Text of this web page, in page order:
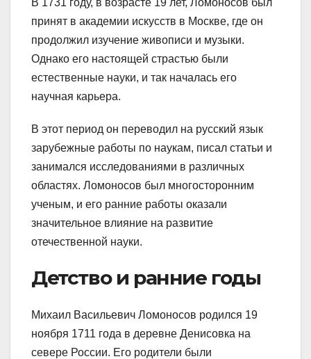
принят в академии искусств в Москве, где он
продолжил изучение живописи и музыки.
Однако его настоящей страстью были
естественные науки, и так началась его
научная карьера.
В этот период он переводил на русский язык
зарубежные работы по наукам, писал статьи и
занимался исследованиями в различных
областях. Ломоносов был многосторонним
ученым, и его ранние работы оказали
значительное влияние на развитие
отечественной науки.
Детство и ранние годы
Михаил Васильевич Ломоносов родился 19
ноября 1711 года в деревне Денисовка на
севере России. Его родители были